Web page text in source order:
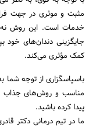
مثبت و موثری در جهت
خدمات است. این روش نه
جایگزینی دندان‌های خود
کمک مؤثری می‌کند.
باسپاسگزاری از توجه شما
مناسب و روش‌های جذاب
پیدا کرده باشید.
ما در تیم درمانی دکتر